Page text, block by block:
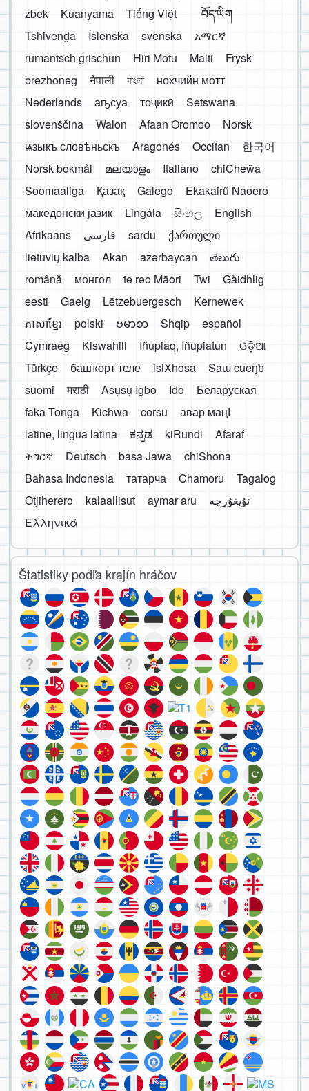
zbek
Kuanyama Tiếng Việt
བོད་ཡིག
Tshivenḓa
Íslenska svenska
አማርኛ
rumantsch grischun
Hiri Motu Malti
Frysk
brezhoneg
नेपाली বাংলা
нохчийн мотт
Nederlands
аҧсуа тоҷикӣ
Setswana
slovenščina
Walon Afaan Oromoo
Norsk
ѩзыкъ словѣньскъ
Aragonés Occitan
한국어
Norsk bokmål
മലയാളം Italiano
chiCheŵa
Soomaaliga
Қазақ Galego
Ekakairũ Naoero
македонски јазик
Lingála සිංහල
English
Afrikaans
فارسی sardu
ქართული
lietuvių kalba
Akan azərbaycan
తెలుగు
română
монгол te reo Māori Twi
Gàidhlig
eesti
Gaelg Lëtzebuergesch
Kernewek
ភាសាខ្មែរ
polski ဗမာစာ Shqip
español
Cymraeg
Kiswahili Iñupiaq, Iñupiatun
ଓଡ଼ିଆ
Türkçe
башҡорт теле isiXhosa
Saɯ cueŋƅ
suomi
मराठी Asụsụ Igbo Ido
Беларуская
faka Tonga
Kichwa corsu
авар мацӀ
latine, lingua latina
ಕನ್ನಡ kiRundi
Afaraf
ትግርኛ
Deutsch basa Jawa
chiShona
Bahasa Indonesia
татарча Chamoru
Tagalog
Otjiherero
kalaallisut aymar aru
Ελληνικά
Štatistiky podľa krajín hráčov